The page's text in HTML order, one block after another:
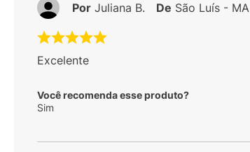
Excelente
Você recomenda esse produto?
Sim
Por Juliana B. De São Luís - MA